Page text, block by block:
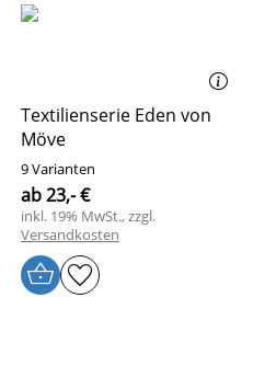
Textilienserie Eden von
Möve
9 Varianten
ab 23,- €
inkl. 19% MwSt., zzgl.
Versandkosten